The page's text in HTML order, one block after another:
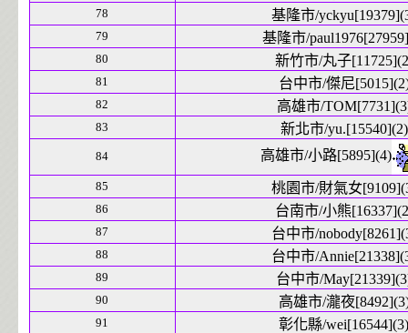
78 基隆市/
79 基隆市/
80 新竹市/丸子
81 台中市/傑尼
82 高雄市/
83 新北市/yu.[15540](2)
84 高雄市/小路[5895](4)
85 桃園市/財氣女
86 台南市/小熊
87 台中市/
88 台中市/
89 台中市/
90 高雄市/瀧夜
91 彰化縣/wei[16544](3)